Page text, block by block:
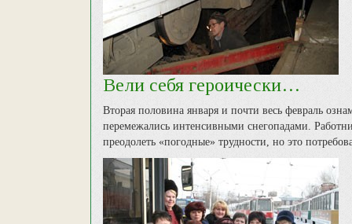
Вели себя героически…
Вторая половина января и почти весь февраль
перемежались интенсивными снегопадами.
преодолеть «погодные» трудности, но это